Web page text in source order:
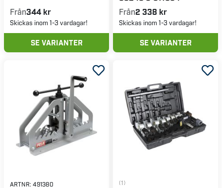
Från344 kr
Skickas inom 1-3 vardagar!
SE VARIANTER
Från2 338 kr
Skickas inom 1-3 vardagar!
SE VARIANTER
ARTNR: 491380
(1)